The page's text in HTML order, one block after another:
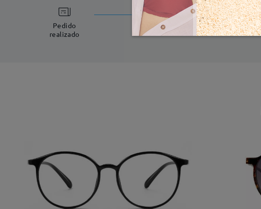
Pedido
realizado
Fabricación
5-7 días laborales detalles